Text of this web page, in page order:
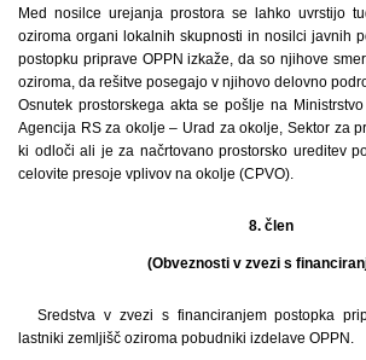
Med nosilce urejanja prostora se lahko uvrstijo
oziroma organi lokalnih skupnosti in nosilci javnih
postopku priprave OPPN izkaže, da so njihove
oziroma, da rešitve posegajo v njihovo delovno
Osnutek prostorskega akta se pošlje na
Agencija RS za okolje – Urad za okolje, Sektor za
ki odloči ali je za načrtovano prostorsko ureditev
celovite presoje vplivov na okolje (CPVO).
8. člen
(Obveznosti v zvezi s
Sredstva v zvezi s financiranjem postopka
lastniki zemljišč oziroma pobudniki izdelave OPPN.